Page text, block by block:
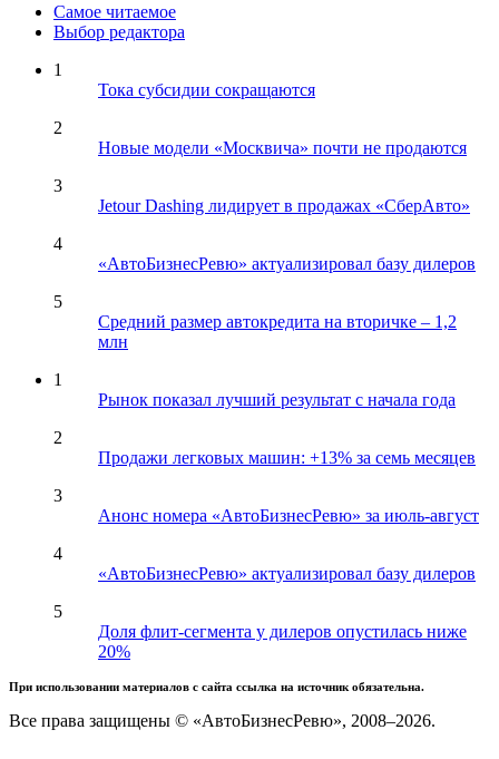
Самое читаемое
Выбор редактора
1
Тока субсидии сокращаются
2
Новые модели «Москвича» почти не продаются
3
Jetour Dashing лидирует в продажах «СберАвто»
4
«АвтоБизнесРевю» актуализировал базу дилеров
5
Средний размер автокредита на вторичке – 1,2
млн
1
Рынок показал лучший результат с начала года
2
Продажи легковых машин: +13% за семь месяцев
3
Анонс номера «АвтоБизнесРевю» за июль-август
4
«АвтоБизнесРевю» актуализировал базу дилеров
5
Доля флит-сегмента у дилеров опустилась ниже
20%
При использовании материалов с сайта ссылка на источник обязательна.
Все права защищены © «АвтоБизнесРевю», 2008–2026.